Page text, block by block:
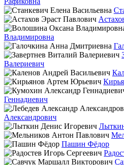
Владимировна
Валериевич
Геннадиевич
Александрович
Пашин Фёдор